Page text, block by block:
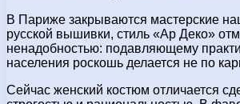
В Париже закрываются мастерские
русской вышивки, стиль «Ар Деко»
ненадобностью: подавляющему
населения роскошь делается не по
Сейчас женский костюм отличается